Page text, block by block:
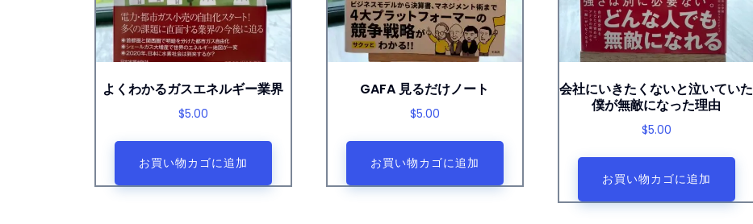
よくわかるガスエネルギー業界
$5.00
お買い物カゴに追加
GAFA 見るだけノート
$5.00
お買い物カゴに追加
会社にいきたくないと泣いていた
僕が無敵になった理由
$5.00
お買い物カゴに追加